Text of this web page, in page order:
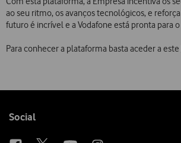
ao seu ritmo, os avanços tecnológicos, e
futuro é incrível e a Vodafone está pronta para
Para conhecer a plataforma basta aceder a este
Follow
Social